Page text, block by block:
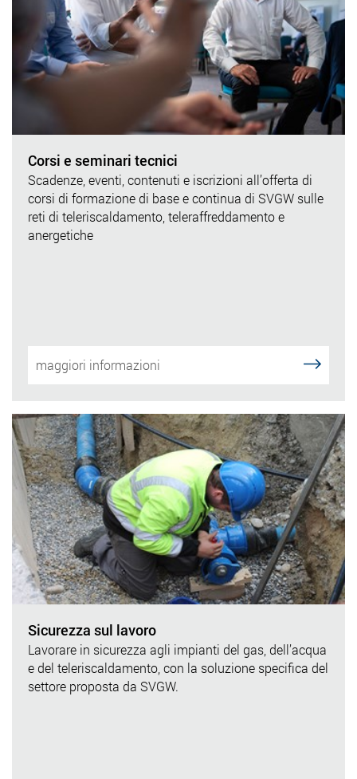
Corsi e seminari tecnici
Scadenze, eventi, contenuti e iscrizioni all’offerta di
corsi di formazione di base e continua di SVGW sulle
reti di teleriscaldamento, teleraffreddamento e
anergetiche
maggiori informazioni
Sicurezza sul lavoro
Lavorare in sicurezza agli impianti del gas, dell’acqua
e del teleriscaldamento, con la soluzione specifica del
settore proposta da SVGW.